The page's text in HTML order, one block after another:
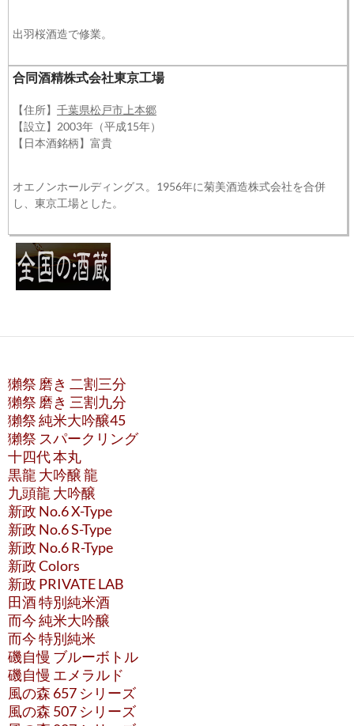
出羽桜酒造で修業。
合同酒精株式会社東京工場
【住所】 千葉県松戸市上本郷
【設立】2003年（平成15年）
【日本酒銘柄】富貴
オエノンホールディングス。1956年に菊美酒造株式会社を合併
し、東京工場とした。
獺祭 磨き 二割三分
獺祭 磨き 三割九分
獺祭 純米大吟醸45
獺祭 スパークリング
十四代 本丸
黒龍 大吟醸 龍
九頭龍 大吟醸
新政 No.6 X-Type
新政 No.6 S-Type
新政 No.6 R-Type
新政 Colors
新政 PRIVATE LAB
田酒 特別純米酒
而今 純米大吟醸
而今 特別純米
磯自慢 ブルーボトル
磯自慢 エメラルド
風の森 657 シリーズ
風の森 507 シリーズ